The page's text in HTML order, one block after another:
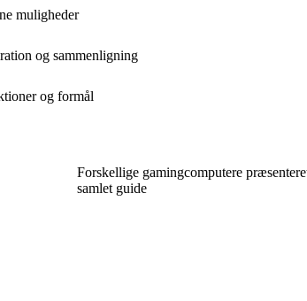
muligheder
og sammenligning
og formål
Forskellige gamingcomputere
samlet guide